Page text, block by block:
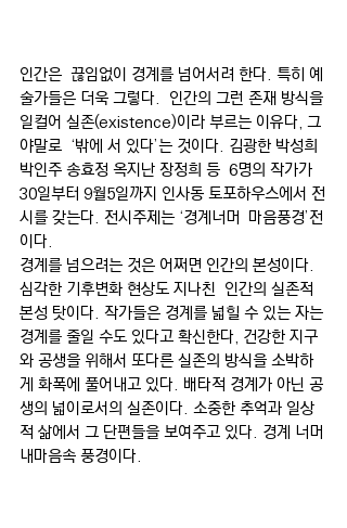
인간은  끊임없이 경계를 넘어서려 한다. 특히 예
술가들은 더욱 그렇다.  인간의 그런 존재 방식을
일컬어 실존(existence)이라 부르는 이유다, 그
야말로  ‘밖에 서 있다’는 것이다. 김광한 박성희
박인주 송효정 옥지난 장정희 등  6명의 작가가
30일부터 9월5일까지 인사동 토포하우스에서 전
시를 갖는다. 전시주제는 ‘경계너머  마음풍경’전
이다.
경계를 넘으려는 것은 어쩌면 인간의 본성이다.
심각한 기후변화 현상도 지나친  인간의 실존적
본성 탓이다. 작가들은 경계를 넓힐 수 있는 자는
경계를 줄일 수도 있다고 확신한다, 건강한 지구
와 공생을 위해서 또다른 실존의 방식을 소박하
게 화폭에 풀어내고 있다. 배타적 경계가 아닌 공
생의 넓이로서의 실존이다. 소중한 추억과 일상
적 삶에서 그 단편들을 보여주고 있다. 경계 너머
내마음속 풍경이다.